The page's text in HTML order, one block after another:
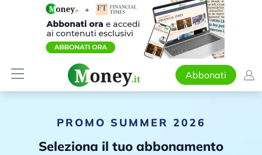
Abbonati
PROMO SUMMER 2026
Seleziona il tuo abbonamento